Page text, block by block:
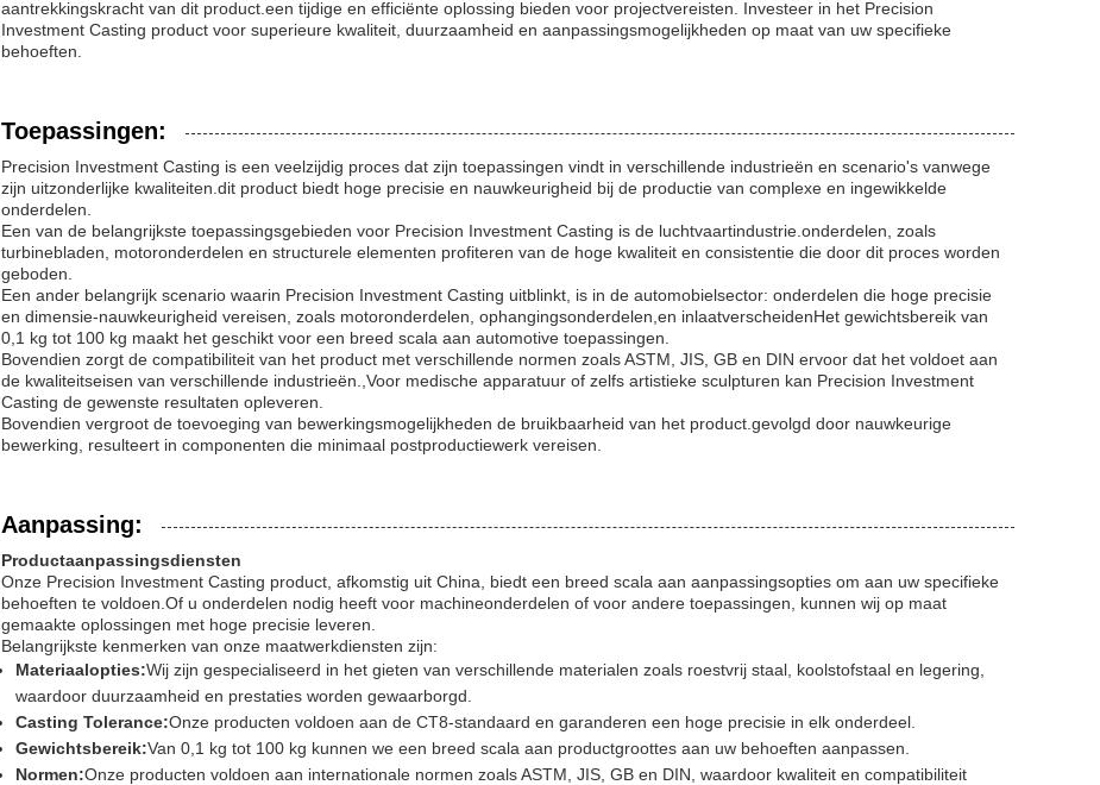
aantrekkingskracht van dit product.een tijdige en efficiënte oplossing bieden voor projectvereisten. Investeer in het Precision
Investment Casting product voor superieure kwaliteit, duurzaamheid en aanpassingsmogelijkheden op maat van uw specifieke
behoeften.
Toepassingen:
Precision Investment Casting is een veelzijdig proces dat zijn toepassingen vindt in verschillende industrieën en scenario's vanwege
zijn uitzonderlijke kwaliteiten.dit product biedt hoge precisie en nauwkeurigheid bij de productie van complexe en ingewikkelde
onderdelen.
Een van de belangrijkste toepassingsgebieden voor Precision Investment Casting is de luchtvaartindustrie.onderdelen, zoals
turbinebladen, motoronderdelen en structurele elementen profiteren van de hoge kwaliteit en consistentie die door dit proces worden
geboden.
Een ander belangrijk scenario waarin Precision Investment Casting uitblinkt, is in de automobielsector: onderdelen die hoge precisie
en dimensie-nauwkeurigheid vereisen, zoals motoronderdelen, ophangingsonderdelen,en inlaatverscheidenHet gewichtsbereik van
0,1 kg tot 100 kg maakt het geschikt voor een breed scala aan automotive toepassingen.
Bovendien zorgt de compatibiliteit van het product met verschillende normen zoals ASTM, JIS, GB en DIN ervoor dat het voldoet aan
de kwaliteitseisen van verschillende industrieën.,Voor medische apparatuur of zelfs artistieke sculpturen kan Precision Investment
Casting de gewenste resultaten opleveren.
Bovendien vergroot de toevoeging van bewerkingsmogelijkheden de bruikbaarheid van het product.gevolgd door nauwkeurige
bewerking, resulteert in componenten die minimaal postproductiewerk vereisen.
Aanpassing:
Productaanpassingsdiensten
Onze Precision Investment Casting product, afkomstig uit China, biedt een breed scala aan aanpassingsopties om aan uw specifieke
behoeften te voldoen.Of u onderdelen nodig heeft voor machineonderdelen of voor andere toepassingen, kunnen wij op maat
gemaakte oplossingen met hoge precisie leveren.
Belangrijkste kenmerken van onze maatwerkdiensten zijn:
Materiaalopties:Wij zijn gespecialiseerd in het gieten van verschillende materialen zoals roestvrij staal, koolstofstaal en legering,
waardoor duurzaamheid en prestaties worden gewaarborgd.
Casting Tolerance:Onze producten voldoen aan de CT8-standaard en garanderen een hoge precisie in elk onderdeel.
Gewichtsbereik:Van 0,1 kg tot 100 kg kunnen we een breed scala aan productgroottes aan uw behoeften aanpassen.
Normen:Onze producten voldoen aan internationale normen zoals ASTM, JIS, GB en DIN, waardoor kwaliteit en compatibiliteit